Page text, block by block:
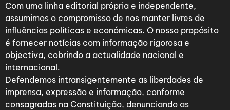
Com uma linha editorial própria e independente,
assumimos o compromisso de nos manter livres de
influências políticas e económicas. O nosso propósito
é fornecer notícias com informação rigorosa e
objectiva, cobrindo a actualidade nacional e
internacional.
Defendemos intransigentemente as liberdades de
imprensa, expressão e informação, conforme
consagradas na Constituição, denunciando as